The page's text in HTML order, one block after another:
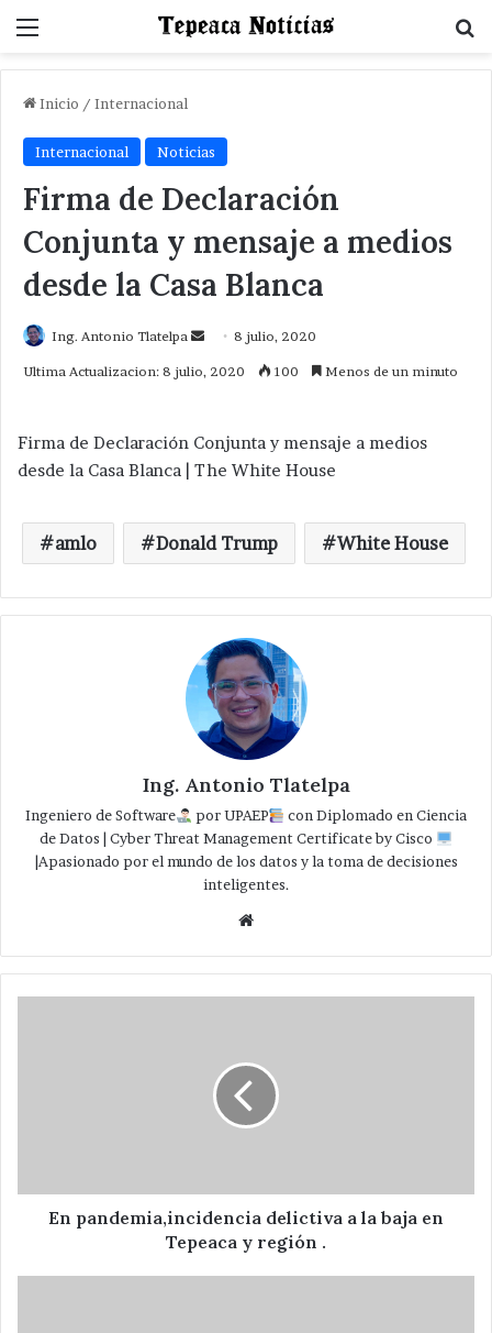
Menu
Inicio / Internacional
Internacional Noticias
Firma de Declaración
Conjunta y mensaje a medios
desde la Casa Blanca
Ing. Antonio Tlatelpa
Send 8 julio, 2020
Ultima Actualizacion: 8 julio, 2020 100 Menos de un minuto
Firma de Declaración Conjunta y mensaje a medios
desde la Casa Blanca | The White House
amlo Donald Trump White House
Ing. Antonio Tlatelpa
Ingeniero de Software por UPAEP
con Diplomado en Ciencia
de Datos | Cyber Threat Management Certificate by Cisco
|Apasionado por el mundo de los datos y la toma de decisiones
inteligentes.
y
regiónEn pandemia,incidencia delictiva a la baja en
Tepeaca y región .